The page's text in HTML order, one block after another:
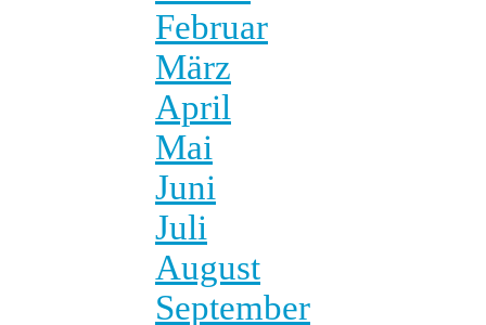
Februar
März
April
Mai
Juni
Juli
August
September